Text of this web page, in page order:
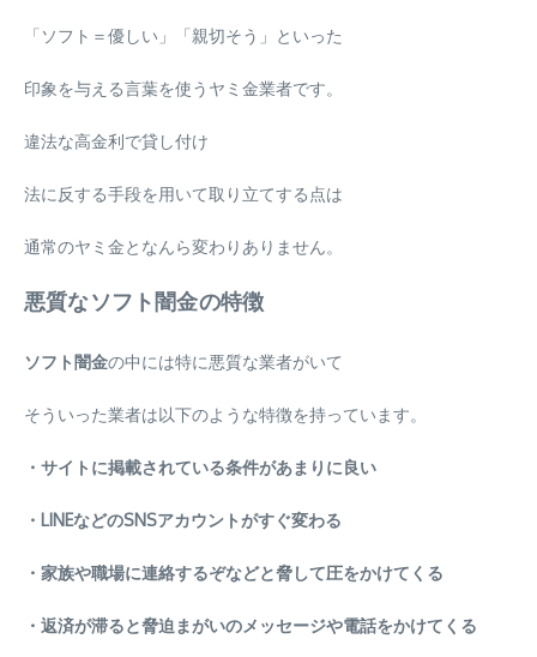
「ソフト＝優しい」「親切そう」といった
印象を与える言葉を使うヤミ金業者です。
違法な高金利で貸し付け
法に反する手段を用いて取り立てする点は
通常のヤミ金となんら変わりありません。
悪質なソフト闇金の特徴
ソフト闇金の中には特に悪質な業者がいて
そういった業者は以下のような特徴を持っています。
・サイトに掲載されている条件があまりに良い
・LINEなどのSNSアカウントがすぐ変わる
・家族や職場に連絡するぞなどと脅して圧をかけてくる
・返済が滞ると脅迫まがいのメッセージや電話をかけてくる